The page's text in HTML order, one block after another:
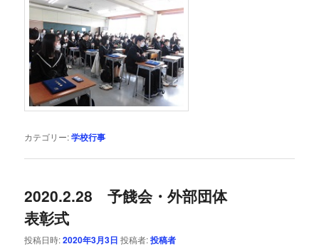
カテゴリー:学校行事
2020.2.28 予餞会・外部団体
表彰式
投稿日時:2020年3月3日 投稿者:投稿者